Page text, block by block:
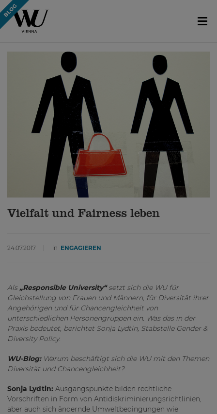
Vielfalt und Fairness leben
24.07.2017 in ENGAGIEREN
Als „Responsible University“setzt sich die WU für
Gleichstellung von Frauen und Männern, für Diversität ihrer
Angehörigen und für Chancengleichheit von
unterschiedlichen Personengruppen ein. Was das in der
Praxis bedeutet, berichtet Sonja Lydtin, Stabstelle Gender &
Diversity Policy.
WU-Blog: Warum beschäftigt sich die WU mit den Themen
Diversität und Chancengleichheit?
Sonja Lydtin: Ausgangspunkte bilden rechtliche
Vorschriften in Form von Antidiskriminierungsrichtlinien,
aber auch sich ändernde Umweltbedingungen wie